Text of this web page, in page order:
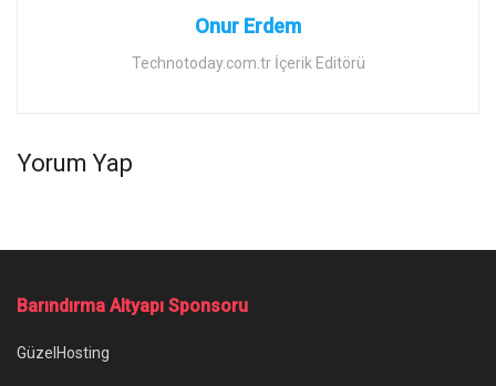
Onur Erdem
Technotoday.com.tr İçerik Editörü
Yorum Yap
Barındırma Altyapı Sponsoru
GüzelHosting